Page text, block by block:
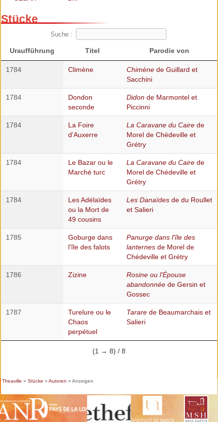
Stücke
Suche :
Uraufführung Titel Parodie von
1784 Climène Chimènede Guillard et
Sacchini
1784
Dondon
seconde
Didonde Marmontel et
Piccinni
1784
La Foire
d'Auxerre
La Caravane du Cairede
Morel de Chédeville et
Grétry
1784
Le Bazar ou le
Marché turc
La Caravane du Cairede
Morel de Chédeville et
Grétry
1784
Les Adélaïdes
ou la Mort de
49 cousins
Les Danaïdesde du Roullet
et Salieri
1785
Goburge dans
l'île des falots
Panurge dans l'île des
lanternesde Morel de
Chédeville et Grétry
1786 Zizine
Rosine ou l'Épouse
abandonnéede Gersin et
Gossec
1787
Turelure ou le
Chaos
perpétuel
Tararede Beaumarchais et
Salieri
(1 → 8) / 8
Theaville » Stücke » Autoren » Anzeigen